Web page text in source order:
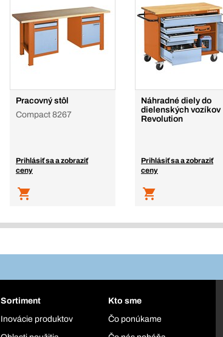
Pracovný stôl
Compact 8267
Prihlásiť sa a zobraziť
ceny
Náhradné diely do
dielenských vozíkov
Revolution
Prihlásiť sa a zobraziť
ceny
Sortiment
Inovácie produktov
Kto sme
Čo ponúkame